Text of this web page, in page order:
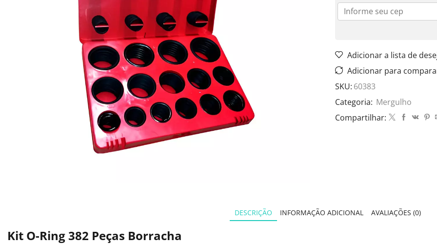
Adicionar a lista de
Adicionar para
SKU: 60383
Categoria: Mergulho
Compartilhar:
DESCRIÇÃO INFORMAÇÃO ADICIONAL AVALIAÇÕES (0)
Kit O-Ring 382 Peças Borracha